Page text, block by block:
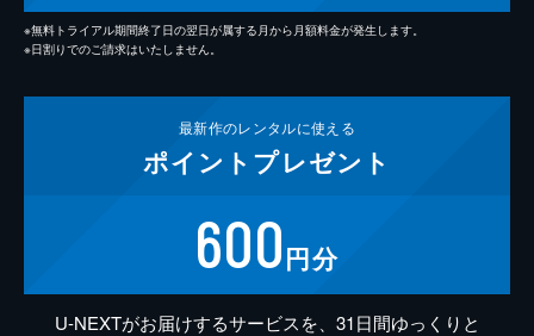
※無料トライアル期間終了日の翌日が属する月から月額料金が発生します。
※日割りでのご請求はいたしません。
最新作のレンタルに使える
ポイント プレゼント
600円分
U-NEXTがお届けするサービスを、31日間ゆっくりと